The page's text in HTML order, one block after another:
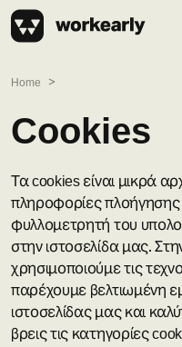
Home
Cookies
Τα cookies είναι μικρά
πληροφορίες
φυλλομετρητή του
στην ιστοσελίδα μας.
χρησιμοποιούμε τις
παρέχουμε βελτιωμένη
ιστοσελίδας μας και
βρεις τις κατηγορίες